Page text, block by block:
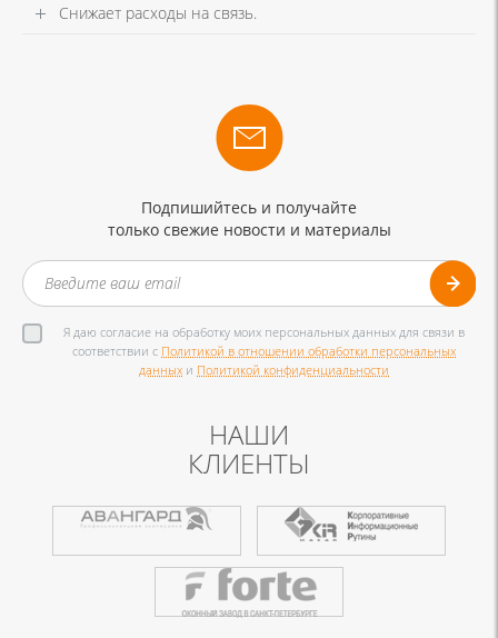
Снижает расходы на связь.
Подпишийтесь и получайте
только свежие новости и материалы
Я даю согласие на обработку моих персональных данных для связи в
соответствии с Политикой в отношении обработки персональных
данных и Политикой конфиденциальности
НАШИ
КЛИЕНТЫ